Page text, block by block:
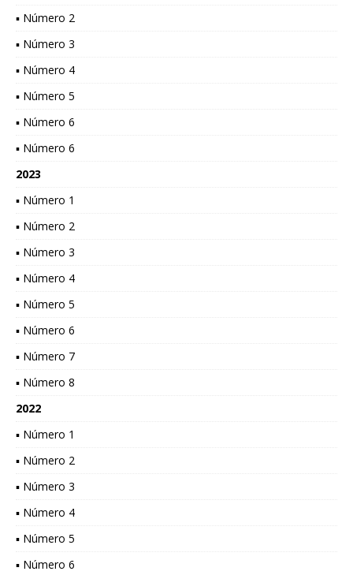
▪ Número 2
▪ Número 3
▪ Número 4
▪ Número 5
▪ Número 6
▪ Número 6
2023
▪ Número 1
▪ Número 2
▪ Número 3
▪ Número 4
▪ Número 5
▪ Número 6
▪ Número 7
▪ Número 8
2022
▪ Número 1
▪ Número 2
▪ Número 3
▪ Número 4
▪ Número 5
▪ Número 6